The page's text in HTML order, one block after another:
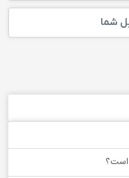
است؟